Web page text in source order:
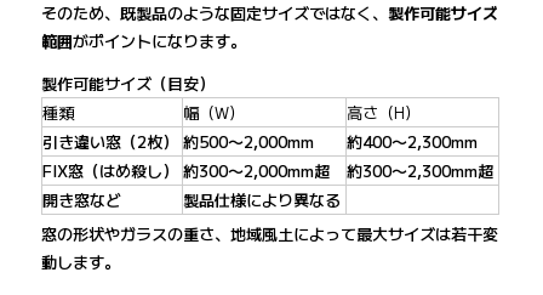
そのため、既製品のような固定サイズではなく、製作可能サイズ
範囲がポイントになります。
製作可能サイズ（目安）
種類
幅（W）
高さ（H）
引き違い窓（2枚）
約500〜2,000mm
約400〜2,300mm
FIX窓（はめ殺し）
約300〜2,000mm超
約300〜2,300mm超
開き窓など
製品仕様により異なる
窓の形状やガラスの重さ、地域風土によって最大サイズは若干変
動します。